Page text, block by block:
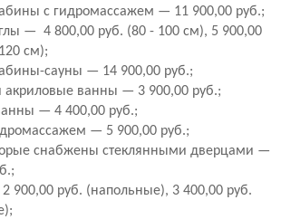
с гидромассажем — 11 900,00 руб.;
— 4 800,00 руб. (80 - 100 см), 5 900,00
см);
сауны — 14 900,00 руб.;
акриловые ванны — 3 900,00 руб.;
— 4 400,00 руб.;
— 5 900,00 руб.;
снабжены стеклянными дверцами —
900,00 руб. (напольные), 3 400,00 руб.